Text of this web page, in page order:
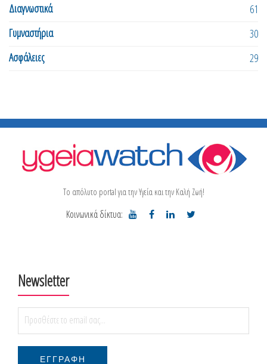
Διαγνωστικά
61
Γυμναστήρια
30
Ασφάλειες
29
Το απόλυτο portal για την Υγεία και την Καλή Ζωή!
Κοινωνικά δίκτυα:
Newsletter